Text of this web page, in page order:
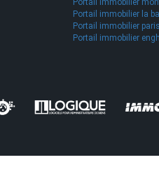
Portail immobilier
Portail immobilier la
Portail immobilier paris
Portail immobilier